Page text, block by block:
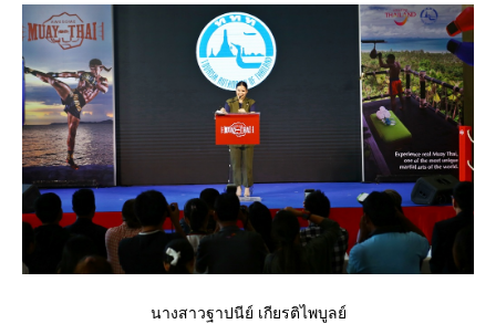
นางสาวฐาปนีย์ เกียรติไพบูลย์